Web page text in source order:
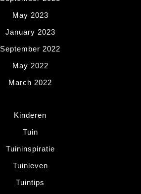
May 2023
January 2023
September 2022
May 2022
March 2022
Kinderen
Tuin
Tuininspiratie
Tuinleven
Tuintips